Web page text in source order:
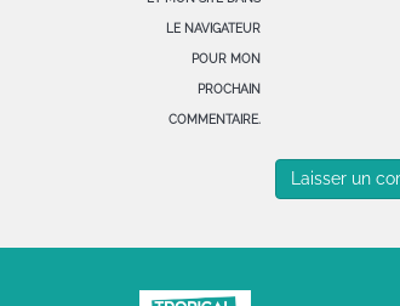
LE NAVIGATEUR
POUR MON
PROCHAIN
COMMENTAIRE.